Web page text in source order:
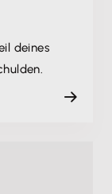
deines